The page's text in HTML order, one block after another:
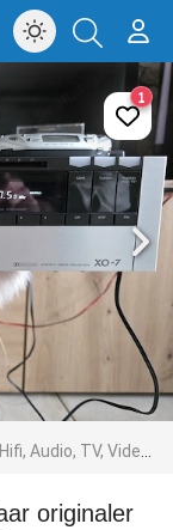
Hifi, Audio, TV, Video, Foto
1